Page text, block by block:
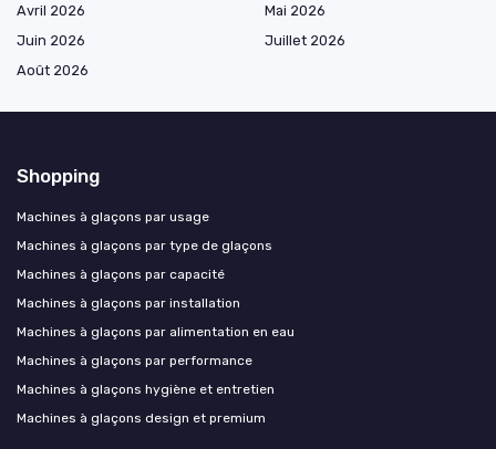
Avril 2026
Mai 2026
Juin 2026
Juillet 2026
Août 2026
Shopping
Machines à glaçons par usage
Machines à glaçons par type de glaçons
Machines à glaçons par capacité
Machines à glaçons par installation
Machines à glaçons par alimentation en eau
Machines à glaçons par performance
Machines à glaçons hygiène et entretien
Machines à glaçons design et premium